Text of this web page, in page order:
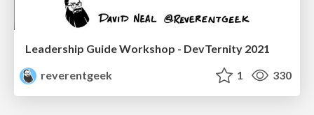
Leadership Guide Workshop - DevTernity 2021
reverentgeek
1 330